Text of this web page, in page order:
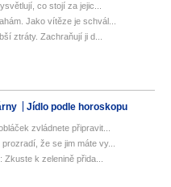
co stojí za jejic...
Jako vítěze je schvál...
ztráty. Zachraňují ji d...
Jídlo podle horoskopu
zvládnete připravit...
že se jim máte vy...
k zelenině přida...